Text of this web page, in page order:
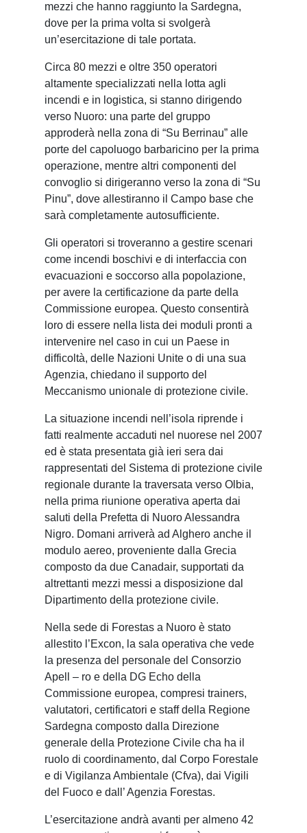
mezzi che hanno raggiunto la Sardegna,
dove per la prima volta si svolgerà
un’esercitazione di tale portata.
Circa 80 mezzi e oltre 350 operatori
altamente specializzati nella lotta agli
incendi e in logistica, si stanno dirigendo
verso Nuoro: una parte del gruppo
approderà nella zona di “Su Berrinau” alle
porte del capoluogo barbaricino per la prima
operazione, mentre altri componenti del
convoglio si dirigeranno verso la zona di “Su
Pinu”, dove allestiranno il Campo base che
sarà completamente autosufficiente.
Gli operatori si troveranno a gestire scenari
come incendi boschivi e di interfaccia con
evacuazioni e soccorso alla popolazione,
per avere la certificazione da parte della
Commissione europea. Questo consentirà
loro di essere nella lista dei moduli pronti a
intervenire nel caso in cui un Paese in
difficoltà, delle Nazioni Unite o di una sua
Agenzia, chiedano il supporto del
Meccanismo unionale di protezione civile.
La situazione incendi nell’isola riprende i
fatti realmente accaduti nel nuorese nel 2007
ed è stata presentata già ieri sera dai
rappresentati del Sistema di protezione civile
regionale durante la traversata verso Olbia,
nella prima riunione operativa aperta dai
saluti della Prefetta di Nuoro Alessandra
Nigro. Domani arriverà ad Alghero anche il
modulo aereo, proveniente dalla Grecia
composto da due Canadair, supportati da
altrettanti mezzi messi a disposizione dal
Dipartimento della protezione civile.
Nella sede di Forestas a Nuoro è stato
allestito l’Excon, la sala operativa che vede
la presenza del personale del Consorzio
Apell – ro e della DG Echo della
Commissione europea, compresi trainers,
valutatori, certificatori e staff della Regione
Sardegna composto dalla Direzione
generale della Protezione Civile cha ha il
ruolo di coordinamento, dal Corpo Forestale
e di Vigilanza Ambientale (Cfva), dai Vigili
del Fuoco e dall’ Agenzia Forestas.
L’esercitazione andrà avanti per almeno 42